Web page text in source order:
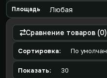
Площадь
Сравнение товаров (0)
Сортировка:
Показать: